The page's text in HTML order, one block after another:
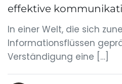
effektive
In einer Welt, die sich
Informationsflüssen
Verständigung eine […]